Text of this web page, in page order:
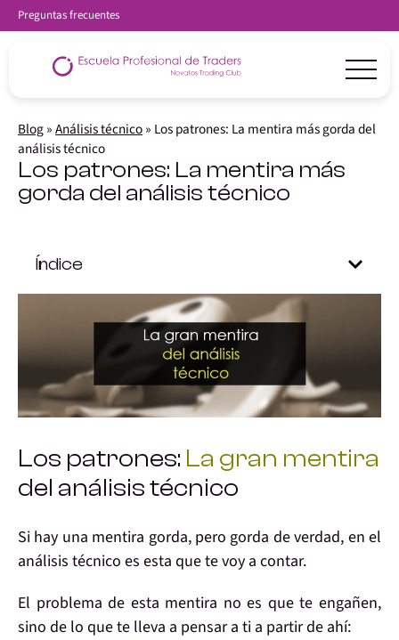
Preguntas frecuentes
Blog»Análisis técnico» Los patrones: La mentira más gorda del
análisis técnico
Los patrones: La mentira más
gorda del análisis técnico
Índice
Los patrones: La gran mentira
del análisis técnico
Si hay una mentira gorda, perogorda de verdad, en el
análisis técnico es esta que te voy a contar.
El problema de esta mentira no es quete engañen,
sino de lo que te lleva a pensara ti a partir de ahí: